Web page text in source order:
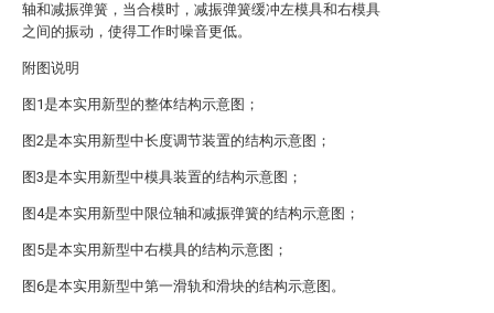
轴和减振弹簧，当合模时，减振弹簧缓冲左模具和右模具
之间的振动，使得工作时噪音更低。
附图说明
图1是本实用新型的整体结构示意图；
图2是本实用新型中长度调节装置的结构示意图；
图3是本实用新型中模具装置的结构示意图；
图4是本实用新型中限位轴和减振弹簧的结构示意图；
图5是本实用新型中右模具的结构示意图；
图6是本实用新型中第一滑轨和滑块的结构示意图。